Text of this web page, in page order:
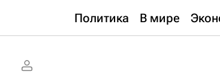
Политика В мире